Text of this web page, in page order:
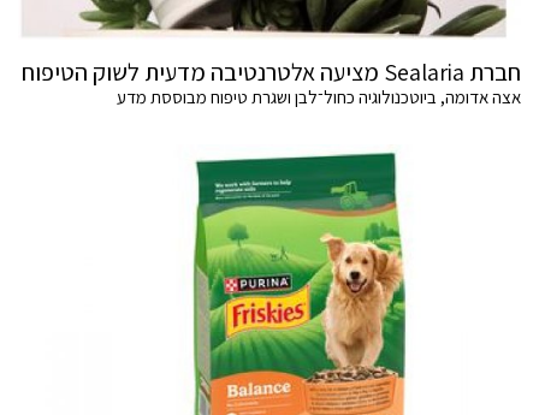
חברת Sealaria מציעה אלטרנטיבה מדעית לשוק הטיפוח
אצה אדומה, ביוטכנולוגיה כחול־לבן ושגרת טיפוח מבוססת מדע